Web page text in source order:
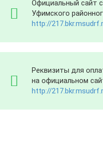
Официальный сайт
Уфимского
http://
Реквизиты для
на официальном
http://